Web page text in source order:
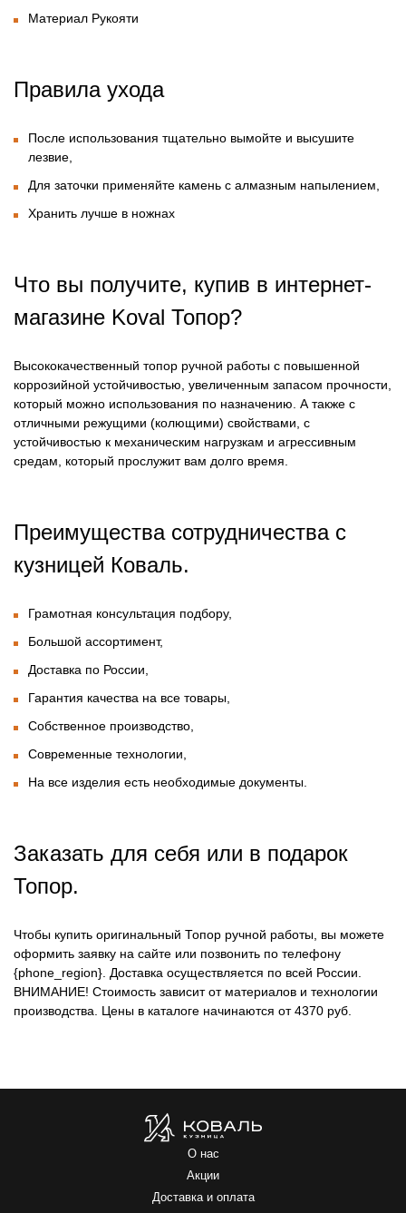
Материал Рукояти
Правила ухода
После использования тщательно вымойте и высушите
лезвие,
Для заточки применяйте камень с алмазным напылением,
Хранить лучше в ножнах
Что вы получите, купив в интернет-
магазине Koval Топор?
Высококачественный топор ручной работы с повышенной
коррозийной устойчивостью, увеличенным запасом прочности,
который можно использования по назначению. А также с
отличными режущими (колющими) свойствами, с
устойчивостью к механическим нагрузкам и агрессивным
средам, который прослужит вам долго время.
Преимущества сотрудничества с
кузницей Коваль.
Грамотная консультация подбору,
Большой ассортимент,
Доставка по России,
Гарантия качества на все товары,
Собственное производство,
Современные технологии,
На все изделия есть необходимые документы.
Заказать для себя или в подарок
Топор.
Чтобы купить оригинальный Топор ручной работы, вы можете
оформить заявку на сайте или позвонить по телефону
{phone_region}. Доставка осуществляется по всей России.
ВНИМАНИЕ! Стоимость зависит от материалов и технологии
производства. Цены в каталоге начинаются от 4370 руб.
О нас
Акции
Доставка и оплата